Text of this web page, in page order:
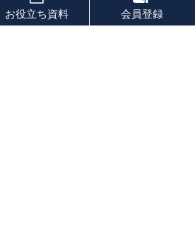
お役立ち資料 会員登録